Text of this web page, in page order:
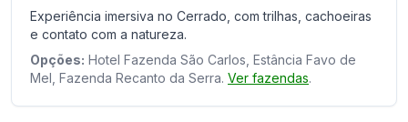
Experiência imersiva no Cerrado, com trilhas, cachoeiras
e contato com a natureza.
Opções: Hotel Fazenda São Carlos, Estância Favo de
Mel, Fazenda Recanto da Serra. Ver fazendas.